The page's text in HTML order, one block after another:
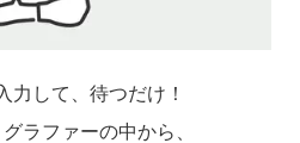
力して、待つだけ！
ラファーの中から、